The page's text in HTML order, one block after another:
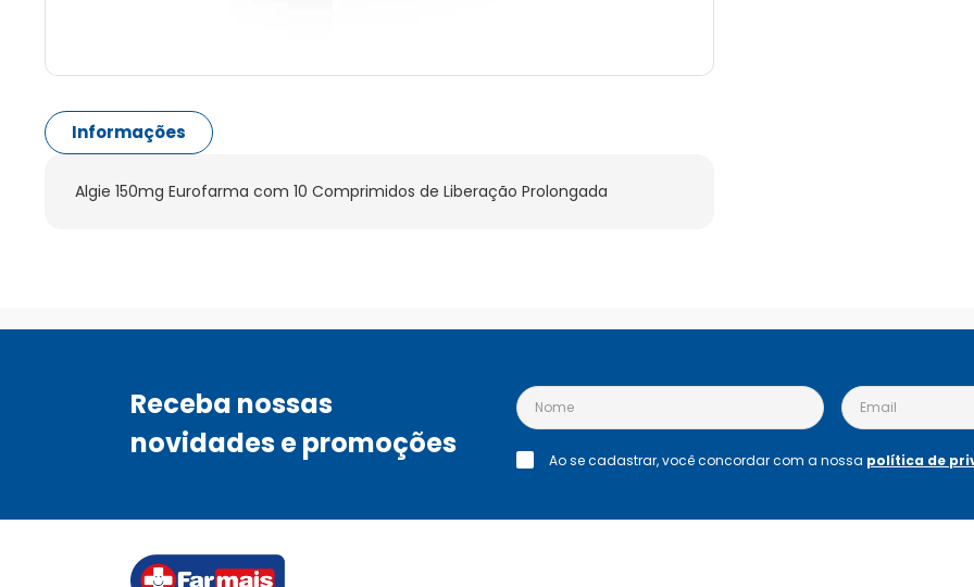
Informações
Algie 150mg Eurofarma com 10 Comprimidos de Liberação Prolongada
Receba nossas
novidades e promoções
Ao se cadastrar, você concordar com a nossa política de